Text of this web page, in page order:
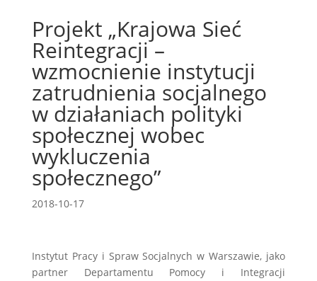
Projekt „Krajowa Sieć
Reintegracji –
wzmocnienie instytucji
zatrudnienia socjalnego
w działaniach polityki
społecznej wobec
wykluczenia
społecznego”
2018-10-17
Insty­tut Pracy i Spraw Soc­jal­nych w Warsza­wie, jako
part­ner Depar­ta­mentu Pomocy i Inte­gracji